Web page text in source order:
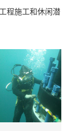
程施工和休闲潜